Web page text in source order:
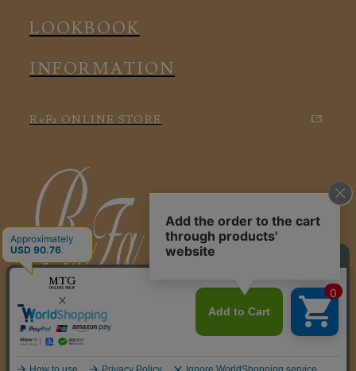
LOOKBOOK
INFORMATION
ReFa ONLINE STORE
特定商取引に関する法律に基づく表記 利用規約
会社概要
個人情報保護方針